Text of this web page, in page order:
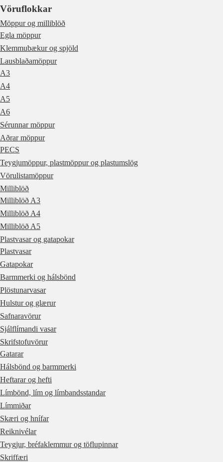
Vöruflokkar
Möppur og milliblöð
Egla möppur
Klemmubækur og spjöld
Lausblaðamöppur
A3
A4
A5
A6
Sérunnar möppur
Aðrar möppur
PECS
Teygjumöppur, plastmöppur og plastumslög
Vörulistamöppur
Milliblöð
Milliblöð A3
Milliblöð A4
Milliblöð A5
Plastvasar og gatapokar
Plastvasar
Gatapokar
Barmmerki og hálsbönd
Plöstunarvasar
Hulstur og glærur
Safnaravörur
Sjálflímandi vasar
Skrifstofuvörur
Gatarar
Hálsbönd og barmmerki
Heftarar og hefti
Límbönd, lím og límbandsstandar
Límmiðar
Skæri og hnífar
Reiknivélar
Teygjur, bréfaklemmur og töflupinnar
Skriffæri